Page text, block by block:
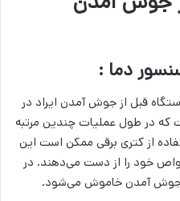
دما :
قبل از جوش آمدن ایراد در
که در طول عملیات چندین مرتبه
از کتری برقی ممکن است این
خود را از دست می‌دهند. در
جوش آمدن خاموش می‌شود.